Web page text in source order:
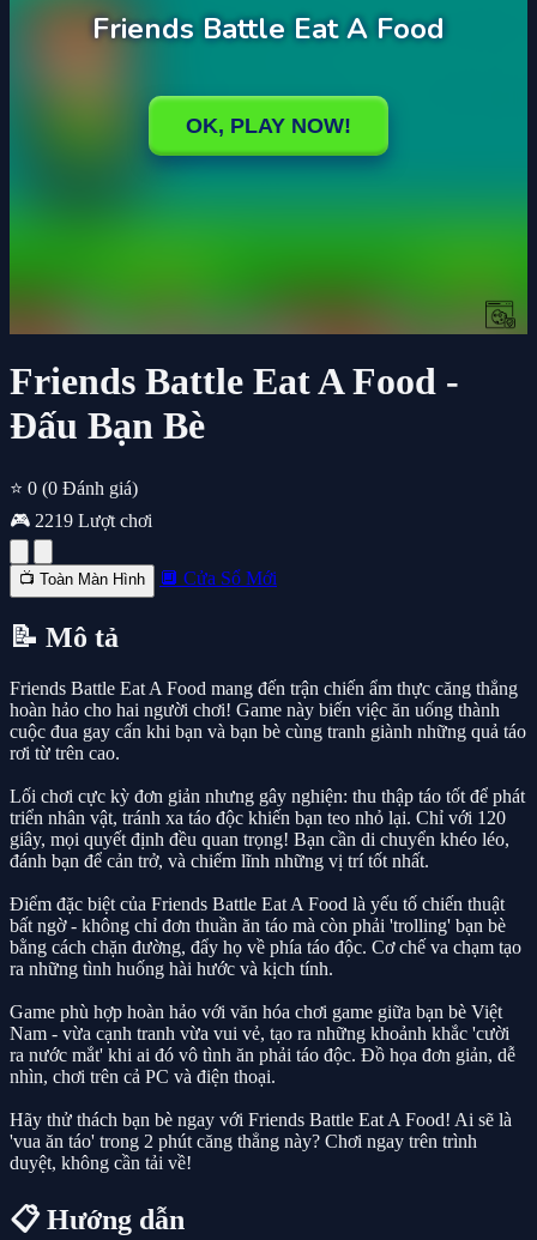
Friends Battle Eat A Food -
Đấu Bạn Bè
⭐ 0 (0 Đánh giá)
🎮 2219 Lượt chơi
📺 Toàn Màn Hình 🔲 Cửa Sổ Mới
📝 Mô tả
Friends Battle Eat A Food mang đến trận chiến ẩm thực căng thẳng
hoàn hảo cho hai người chơi! Game này biến việc ăn uống thành
cuộc đua gay cấn khi bạn và bạn bè cùng tranh giành những quả táo
rơi từ trên cao.
Lối chơi cực kỳ đơn giản nhưng gây nghiện: thu thập táo tốt để phát
triển nhân vật, tránh xa táo độc khiến bạn teo nhỏ lại. Chỉ với 120
giây, mọi quyết định đều quan trọng! Bạn cần di chuyển khéo léo,
đánh bạn để cản trở, và chiếm lĩnh những vị trí tốt nhất.
Điểm đặc biệt của Friends Battle Eat A Food là yếu tố chiến thuật
bất ngờ - không chỉ đơn thuần ăn táo mà còn phải 'trolling' bạn bè
bằng cách chặn đường, đẩy họ về phía táo độc. Cơ chế va chạm tạo
ra những tình huống hài hước và kịch tính.
Game phù hợp hoàn hảo với văn hóa chơi game giữa bạn bè Việt
Nam - vừa cạnh tranh vừa vui vẻ, tạo ra những khoảnh khắc 'cười
ra nước mắt' khi ai đó vô tình ăn phải táo độc. Đồ họa đơn giản, dễ
nhìn, chơi trên cả PC và điện thoại.
Hãy thử thách bạn bè ngay với Friends Battle Eat A Food! Ai sẽ là
'vua ăn táo' trong 2 phút căng thẳng này? Chơi ngay trên trình
duyệt, không cần tải về!
📋 Hướng dẫn